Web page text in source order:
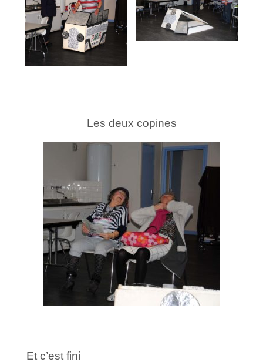
Les deux copines
Et c’est fini